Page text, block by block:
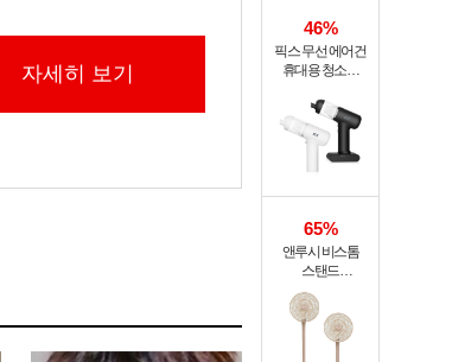
자세히 보기
46%
픽스 무선 에어건
휴대용 청소기
65%
앤루시 비스톰
스탠드
써큘레이터 ASF-
200A